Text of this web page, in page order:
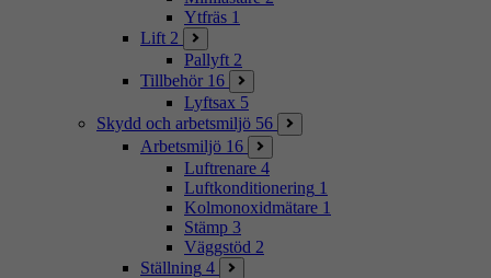
Ytfräs 1
Lift 2
Pallyft 2
Tillbehör 16
Lyftsax 5
Skydd och arbetsmiljö 56
Arbetsmiljö 16
Luftrenare 4
Luftkonditionering 1
Kolmonoxidmätare 1
Stämp 3
Väggstöd 2
Ställning 4